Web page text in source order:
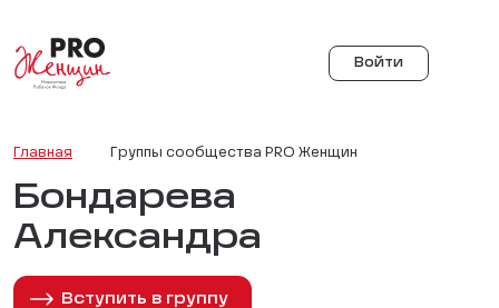
Войти
Главная Группы сообщества PRO Женщин
Бондарева
Александра
Вступить в группу